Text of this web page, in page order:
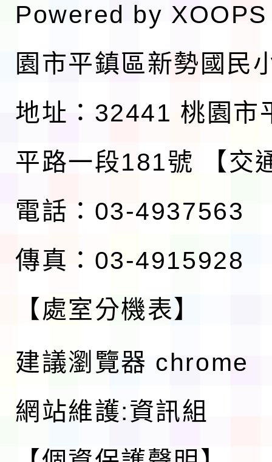
Powered by XOOPS
園市平鎮區新勢國民
地址：32441 桃園市
平路一段181號
【交
電話：03-4937563
傳真：03-4915928
【處室分機表】
建議瀏覽器 chrome
網站維護:資訊組